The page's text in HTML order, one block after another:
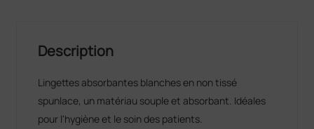
Description
Lingettes absorbantes blanches en non tissé
spunlace, un matériau souple et absorbant. Idéales
pour l'hygiène et le soin des patients.